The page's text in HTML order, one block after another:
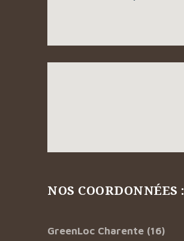
NOS COORDONNÉES :
GreenLoc Charente (16)